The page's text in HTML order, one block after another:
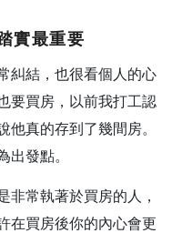
實最重要
糾結，也很看個人的心
要買房，以前我打工認
真的存到了幾間房。
發點。
非常執著於買房的人，
在買房後你的內心會更